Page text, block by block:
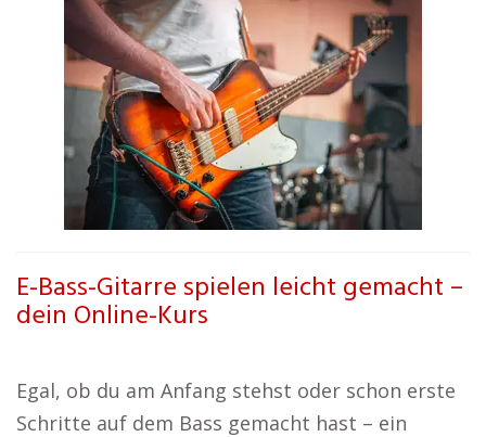
E-Bass-Gitarre spielen leicht gemacht –
dein Online-Kurs
Egal, ob du am Anfang stehst oder schon erste
Schritte auf dem Bass gemacht hast – ein